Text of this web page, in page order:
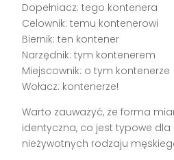
Dopełniacz: tego kontenera
Celownik: temu kontenerowi
Biernik: ten kontener
Narzędnik: tym kontenerem
Miejscownik: o tym kontenerze
Wołacz: kontenerze!
Warto zauważyć, że forma
identyczna, co jest typowe dla
nieżywotnych rodzaju